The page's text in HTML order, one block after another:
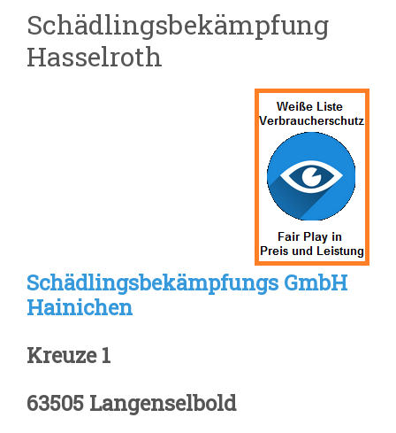
Schädlingsbekämpfung
Hasselroth
Schädlingsbekämpfungs GmbH
Hainichen
Kreuze 1
63505 Langenselbold